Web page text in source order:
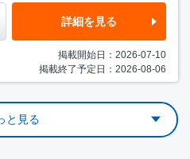
詳細を見る
掲載開始日：2026-07-10
掲載終了予定日：2026-08-06
と見る